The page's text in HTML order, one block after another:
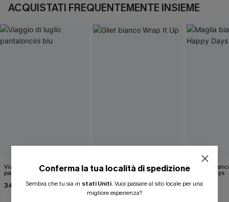
ACQUISTATI FREQUENTEMENTE INSIEME
Viaggio di luglio
pantaloncini blu
34,00 €
Gilet bianco Wrap It Up Maglia
Happy Days
43,00 €
Conferma la tua località di spedizione
Sembra che tu sia in stati Uniti. Vuoi passare al sito locale per una
migliore esperienza?